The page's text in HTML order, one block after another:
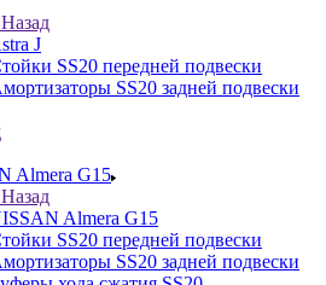
Назад
J
SS20 передней подвески
SS20 задней подвески
Almera G15
Назад
Almera G15
SS20 передней подвески
SS20 задней подвески